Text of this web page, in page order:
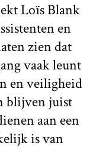
Loïs Blank
en
zien dat
vaak leunt
en veiligheid
blijven juist
aan een
is van